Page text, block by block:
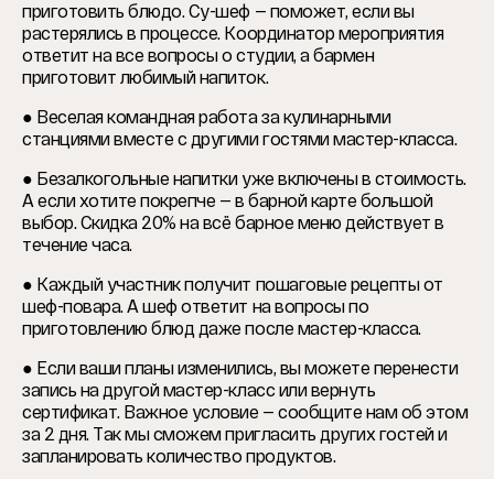
приготовить блюдо. Су-шеф — поможет, если вы
растерялись в процессе. Координатор мероприятия
ответит на все вопросы о студии, а бармен
приготовит любимый напиток.
● Веселая командная работа за кулинарными
станциями вместе с другими гостями мастер-класса.
● Безалкогольные напитки уже включены в стоимость.
А если хотите покрепче — в барной карте большой
выбор. Скидка 20% на всё барное меню действует в
течение часа.
● Каждый участник получит пошаговые рецепты от
шеф-повара. А шеф ответит на вопросы по
приготовлению блюд даже после мастер-класса.
● Если ваши планы изменились, вы можете перенести
запись на другой мастер-класс или вернуть
сертификат. Важное условие — сообщите нам об этом
за 2 дня. Так мы сможем пригласить других гостей и
запланировать количество продуктов.